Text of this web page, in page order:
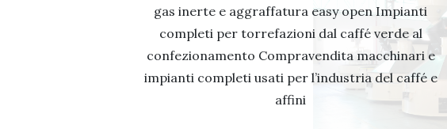
gas inerte e aggraffatura easy open Impianti
completi per torrefazioni dal caffé verde al
confezionamento Compravendita macchinari e
impianti completi usati per l’industria del caffé e
affini